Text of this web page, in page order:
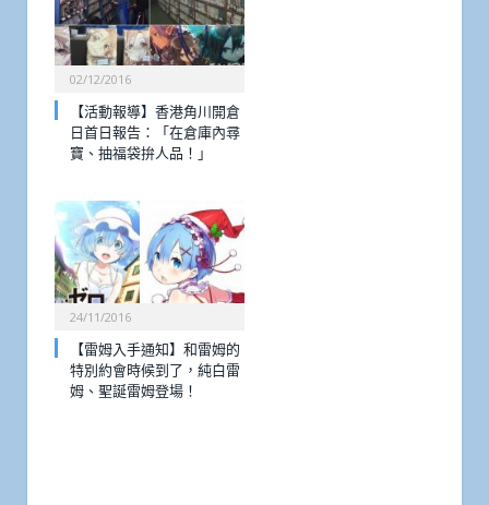
02/12/2016
【活動報導】香港角川開倉
日首日報告：「在倉庫內尋
寶、抽福袋拚人品！」
24/11/2016
【雷姆入手通知】和雷姆的
特別約會時候到了，純白雷
姆、聖誕雷姆登場！